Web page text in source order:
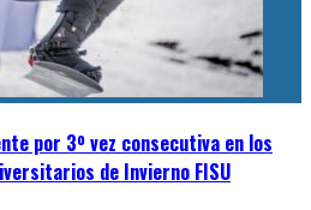
por 3º vez consecutiva en los
de Invierno FISU